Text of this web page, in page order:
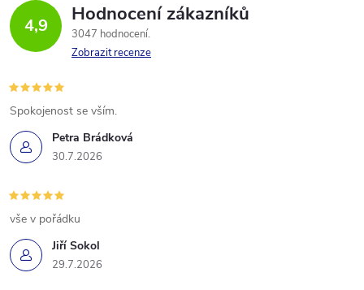
4,9 Hodnocení zákazníků
3047 hodnocení
Zobrazit recenze
Petra Brádková
30.7.2026
Spokojenost se vším.
Jiří Sokol
29.7.2026
vše v pořádku